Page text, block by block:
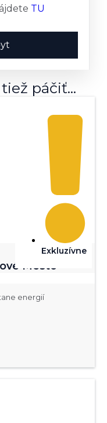
TU
páčiť...
Exkluzívne
Mesto
energií